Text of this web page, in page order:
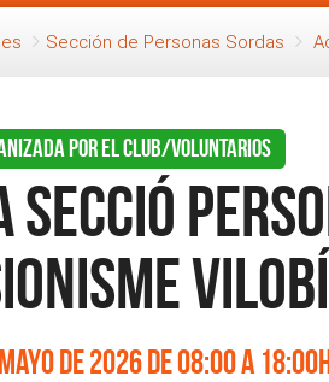
Sección de Personas Sordas
por el club/voluntarios
de 2026 de 08:00 a